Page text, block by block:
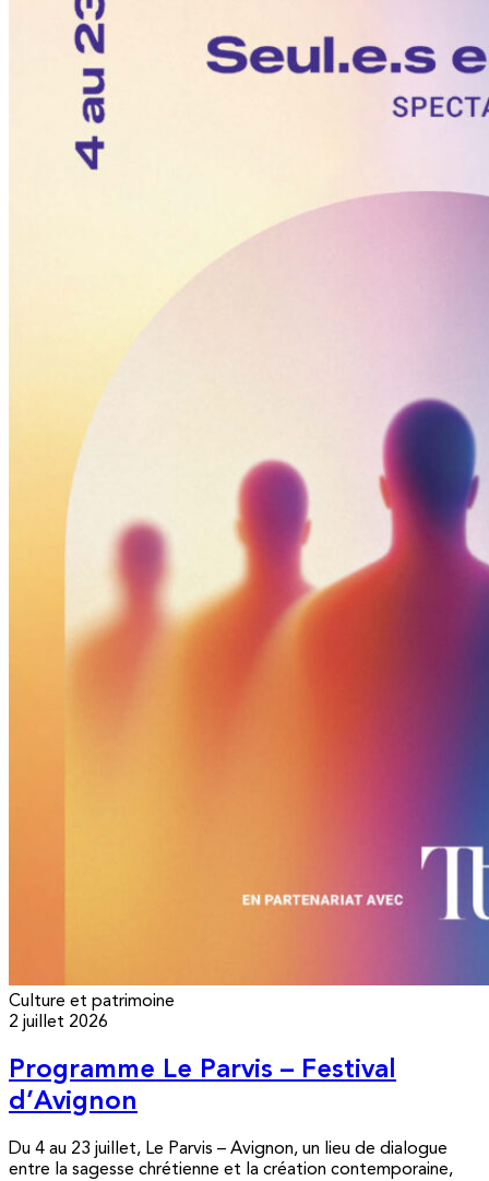
Culture et patrimoine
2 juillet 2026
Programme Le Parvis – Festival
d’Avignon
Du 4 au 23 juillet, Le Parvis – Avignon, un lieu de dialogue
entre la sagesse chrétienne et la création contemporaine,